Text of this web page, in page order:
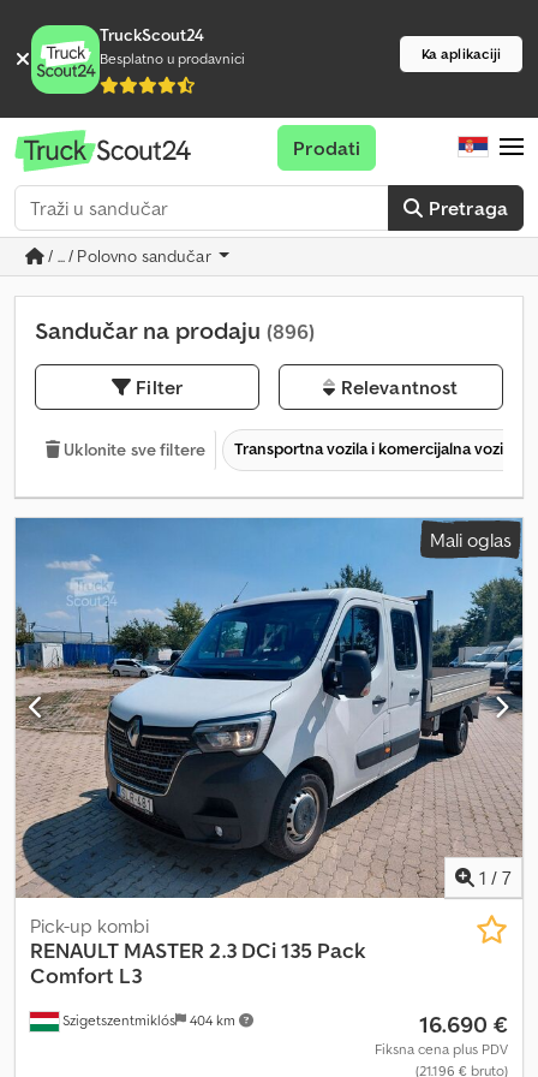
TruckScout24
Besplatno u prodavnici Ka aplikaciji
Pretraga
Prodati
/ ... / Polovno sandučar
Sandučar na prodaju (896)
Filter Relevantnost
Uklonite sve filtere Transportna vozila i komercijalna vozila
Mali oglas
1 / 7
Szigetszentmiklós 404 km
Pick-up kombi
RENAULT MASTER 2.3 DCi 135 Pack
Comfort L3
16.690 €
Fiksna cena plus PDV
(21.196 € bruto)